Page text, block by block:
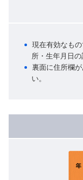
現在有効なも
所・生年月日の
裏面に住所欄
い。